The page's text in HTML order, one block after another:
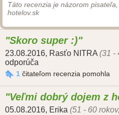
Táto recenzia je názorom
hotelov.sk
Skoro super :)
23.08.2016, Rasťo NITRA (31 -
odporúča
1 čitateľom recenzia pomohla
Veľmi dobrý dojem z
05.08.2016, Erika (51 - 60